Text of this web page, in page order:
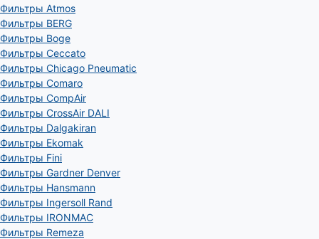
Фильтры Atmos
Фильтры BERG
Фильтры Boge
Фильтры Ceccato
Фильтры Chicago Pneumatic
Фильтры Comaro
Фильтры CompAir
Фильтры CrossAir DALI
Фильтры Dalgakiran
Фильтры Ekomak
Фильтры Fini
Фильтры Gardner Denver
Фильтры Hansmann
Фильтры Ingersoll Rand
Фильтры IRONMAC
Фильтры Remeza